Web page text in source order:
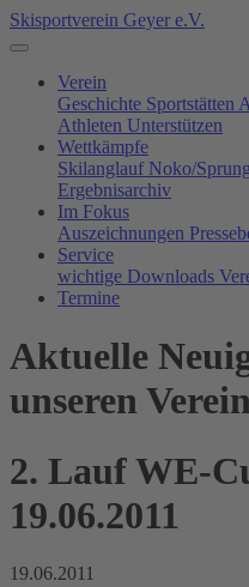
Skisportverein Geyer e.V.
Verein
Geschichte Sportstätten
Athleten Unterstützen
Wettkämpfe
Skilanglauf Noko/Sprung
Ergebnisarchiv
Im Fokus
Auszeichnungen
Service
wichtige Downloads
Termine
Aktuelle
unseren
2. Lauf WE-
19.06.2011
19.06.2011